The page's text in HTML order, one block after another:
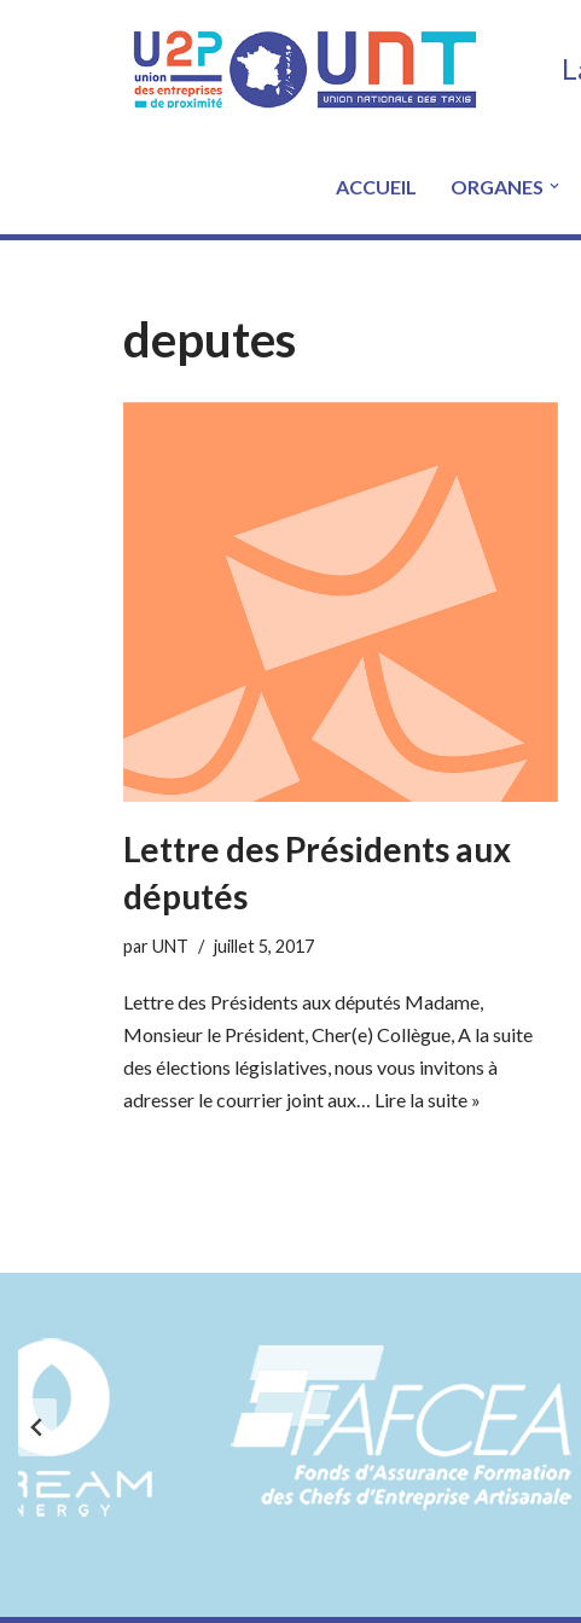
ACCUEIL ORGANES
deputes
Lettre des Présidents aux
députés
parUNT juillet 5, 2017
Lettre des Présidents aux députés Madame,
Monsieur le Président, Cher(e) Collègue, A la suite
des élections législatives, nous vous invitons à
adresser le courrier joint aux… Lire la suite »